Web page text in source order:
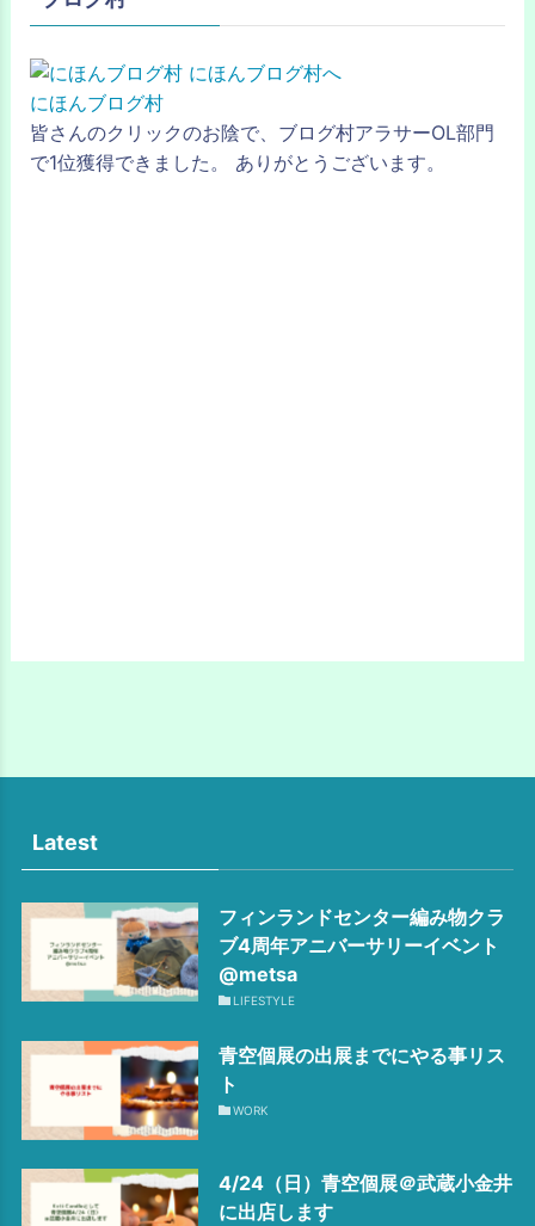
にほんブログ村
皆さんのクリックのお陰で、ブログ村アラサーOL部門
で1位獲得できました。 ありがとうございます。
Latest
フィンランドセンター編み物クラ
ブ4周年アニバーサリーイベント
@metsa
LIFESTYLE
青空個展の出展までにやる事リス
ト
WORK
4/24（日）青空個展＠武蔵小金井
に出店します